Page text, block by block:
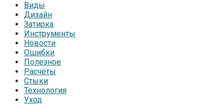
Виды
Дизайн
Затирка
Инструменты
Новости
Ошибки
Полезное
Расчёты
Стыки
Технология
Уход